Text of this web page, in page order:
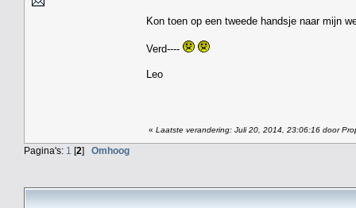
Kon toen op een tweede handsje naar mijn
Verd----
Leo
« Laatste verandering: Juli 20, 2014, 23:06:16 door
Pagina's: 1 [2] Omhoog